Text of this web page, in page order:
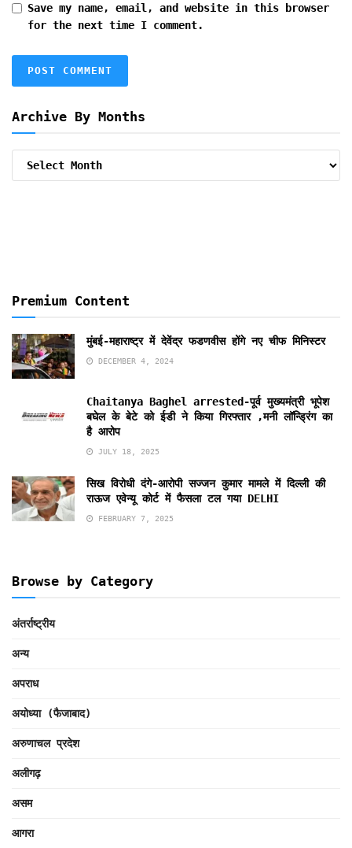
Save my name, email, and website in this browser
for the next time I comment.
Archive By Months
Premium Content
मुंबई-महाराष्ट्र में देवेंद्र फडणवीस होंगे नए चीफ मिनिस्टर
DECEMBER 4, 2024
Chaitanya Baghel arrested-पूर्व मुख्यमंत्री भूपेश
बघेल के बेटे को ईडी ने किया गिरफ्तार ,मनी लॉन्ड्रिंग का
है आरोप
JULY 18, 2025
सिख विरोधी दंगे-आरोपी सज्जन कुमार मामले में दिल्ली की
राऊज एवेन्यू कोर्ट में फैसला टल गया DELHI
FEBRUARY 7, 2025
Browse by Category
अंतर्राष्ट्रीय
अन्य
अपराध
अयोध्या (फैजाबाद)
अरुणाचल प्रदेश
अलीगढ़
असम
आगरा